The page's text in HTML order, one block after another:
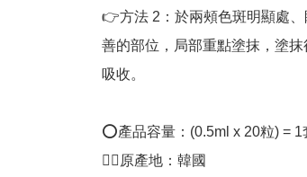
👉方法 2：於兩頰色斑明顯處
善的部位，局部重點塗抹，塗
吸收。
⭕產品容量：(0.5ml x 20粒) = 1
👍🏻原產地：韓國